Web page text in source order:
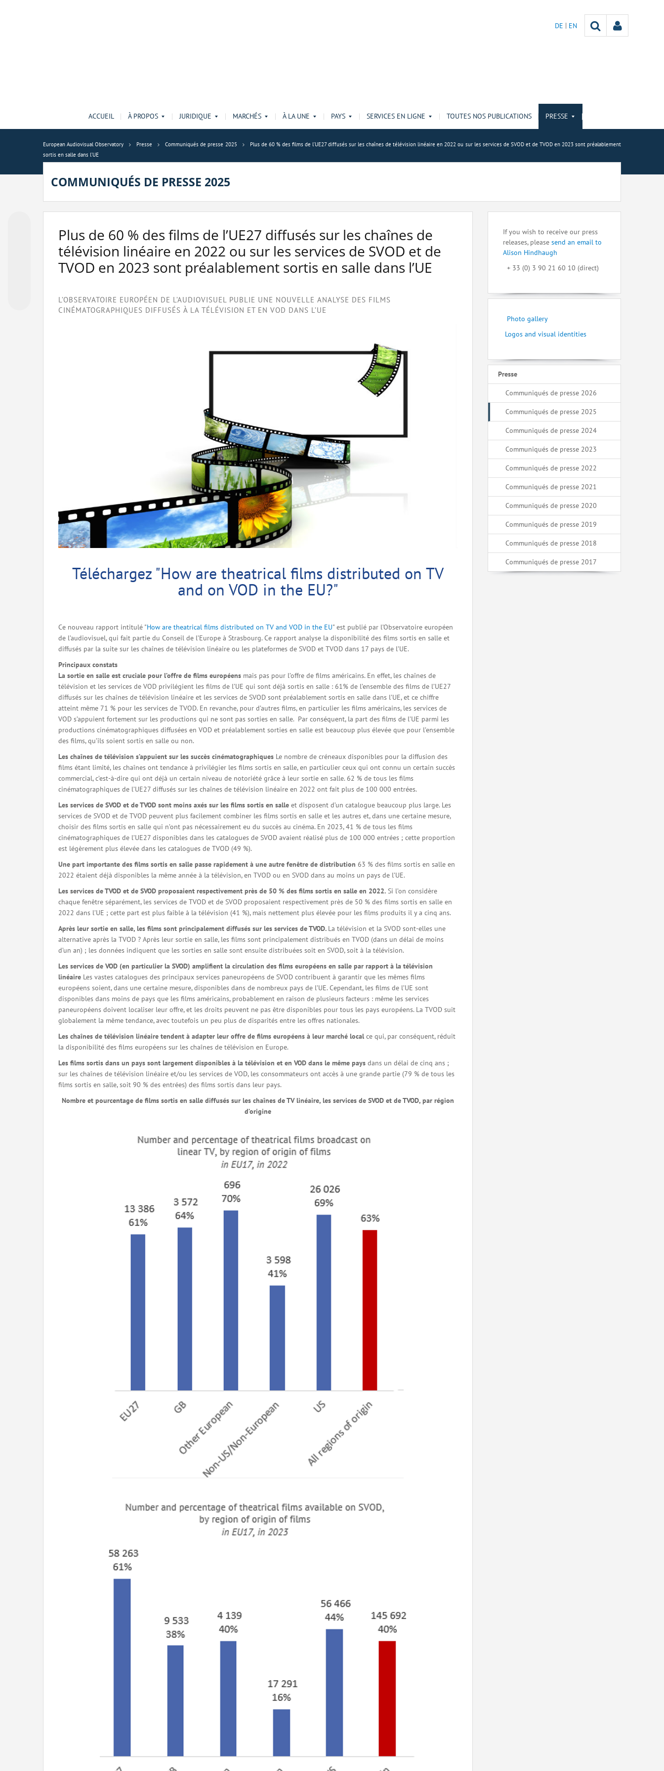
DE EN
ACCUEIL À PROPOS JURIDIQUE MARCHÉS À LA UNE PAYS SERVICES EN LIGNE TOUTES NOS PUBLICATIONS PRESSE
European Audiovisual Observatory Presse Communiqués de presse 2025
Plus de 60 % des films de l’UE27 diffusés sur les chaînes de télévision linéaire en 2022 ou sur les services de SVOD et de TVOD en 2023 sont préalablement
sortis en salle dans l’UE
COMMUNIQUÉS DE PRESSE 2025
Plus de 60 % des films de l’UE27 diffusés sur les chaînes de
télévision linéaire en 2022 ou sur les services de SVOD et de
TVOD en 2023 sont préalablement sortis en salle dans l’UE
L’OBSERVATOIRE EUROPÉEN DE L’AUDIOVISUEL PUBLIE UNE NOUVELLE ANALYSE DES FILMS
CINÉMATOGRAPHIQUES DIFFUSÉS À LA TÉLÉVISION ET EN VOD DANS L’UE
Téléchargez "How are theatrical films distributed on TV
and on VOD in the EU?"
Ce nouveau rapport intitulé "How are theatrical films distributed on TV and VOD in the EU" est publié par l’Observatoire européen
de l’audiovisuel, qui fait partie du Conseil de l’Europe à Strasbourg. Ce rapport analyse la disponibilité des films sortis en salle et
diffusés par la suite sur les chaînes de télévision linéaire ou les plateformes de SVOD et TVOD dans 17 pays de l’UE.
Principaux constats
La sortie en salle est cruciale pour l’offre de films européens mais pas pour l’offre de films américains. En effet, les chaînes de
télévision et les services de VOD privilégient les films de l’UE qui sont déjà sortis en salle : 61% de l’ensemble des films de l’UE27
diffusés sur les chaînes de télévision linéaire et les services de SVOD sont préalablement sortis en salle dans l’UE, et ce chiffre
atteint même 71 % pour les services de TVOD. En revanche, pour d’autres films, en particulier les films américains, les services de
VOD s’appuient fortement sur les productions qui ne sont pas sorties en salle. Par conséquent, la part des films de l’UE parmi les
productions cinématographiques diffusées en VOD et préalablement sorties en salle est beaucoup plus élevée que pour l’ensemble
des films, qu’ils soient sortis en salle ou non.
Les chaînes de télévision s’appuient sur les succès cinématographiques Le nombre de créneaux disponibles pour la diffusion des
films étant limité, les chaînes ont tendance à privilégier les films sortis en salle, en particulier ceux qui ont connu un certain succès
commercial, c’est-à-dire qui ont déjà un certain niveau de notoriété grâce à leur sortie en salle. 62 % de tous les films
cinématographiques de l’UE27 diffusés sur les chaînes de télévision linéaire en 2022 ont fait plus de 100 000 entrées.
Les services de SVOD et de TVOD sont moins axés sur les films sortis en salle et disposent d’un catalogue beaucoup plus large. Les
services de SVOD et de TVOD peuvent plus facilement combiner les films sortis en salle et les autres et, dans une certaine mesure,
choisir des films sortis en salle qui n’ont pas nécessairement eu du succès au cinéma. En 2023, 41 % de tous les films
cinématographiques de l’UE27 disponibles dans les catalogues de SVOD avaient réalisé plus de 100 000 entrées ; cette proportion
est légèrement plus élevée dans les catalogues de TVOD (49 %).
Une part importante des films sortis en salle passe rapidement à une autre fenêtre de distribution 63 % des films sortis en salle en
2022 étaient déjà disponibles la même année à la télévision, en TVOD ou en SVOD dans au moins un pays de l’UE.
Les services de TVOD et de SVOD proposaient respectivement près de 50 % des films sortis en salle en 2022. Si l’on considère
chaque fenêtre séparément, les services de TVOD et de SVOD proposaient respectivement près de 50 % des films sortis en salle en
2022 dans l’UE ; cette part est plus faible à la télévision (41 %), mais nettement plus élevée pour les films produits il y a cinq ans.
Après leur sortie en salle, les films sont principalement diffusés sur les services de TVOD. La télévision et la SVOD sont-elles une
alternative après la TVOD ? Après leur sortie en salle, les films sont principalement distribués en TVOD (dans un délai de moins
d’un an) ; les données indiquent que les sorties en salle sont ensuite distribuées soit en SVOD, soit à la télévision.
Les services de VOD (en particulier la SVOD) amplifient la circulation des films européens en salle par rapport à la télévision
linéaire Les vastes catalogues des principaux services paneuropéens de SVOD contribuent à garantir que les mêmes films
européens soient, dans une certaine mesure, disponibles dans de nombreux pays de l’UE. Cependant, les films de l’UE sont
disponibles dans moins de pays que les films américains, probablement en raison de plusieurs facteurs : même les services
paneuropéens doivent localiser leur offre, et les droits peuvent ne pas être disponibles pour tous les pays européens. La TVOD suit
globalement la même tendance, avec toutefois un peu plus de disparités entre les offres nationales.
Les chaînes de télévision linéaire tendent à adapter leur offre de films européens à leur marché local ce qui, par conséquent, réduit
la disponibilité des films européens sur les chaînes de télévision en Europe.
Les films sortis dans un pays sont largement disponibles à la télévision et en VOD dans le même pays dans un délai de cinq ans ;
sur les chaînes de télévision linéaire et/ou les services de VOD, les consommateurs ont accès à une grande partie (79 % de tous les
films sortis en salle, soit 90 % des entrées) des films sortis dans leur pays.
Nombre et pourcentage de films sortis en salle diffusés sur les chaînes de TV linéaire, les services de SVOD et de TVOD, par région
d’origine
If you wish to receive our press
releases, please send an email to
Alison Hindhaugh
+ 33 (0) 3 90 21 60 10 (direct)
Photo gallery
Logos and visual identities
Presse
Communiqués de presse 2026
Communiqués de presse 2025
Communiqués de presse 2024
Communiqués de presse 2023
Communiqués de presse 2022
Communiqués de presse 2021
Communiqués de presse 2020
Communiqués de presse 2019
Communiqués de presse 2018
Communiqués de presse 2017